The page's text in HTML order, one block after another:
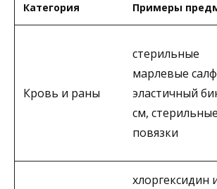
Категория Примеры
Кровь и раны
стерильные
марлевые
эластичный
см, стерильные
повязки
хлоргексидин